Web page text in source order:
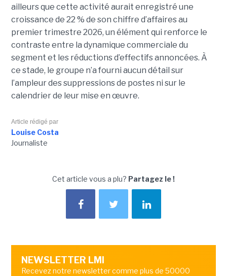
ailleurs que cette activité aurait enregistré une
croissance de 22 % de son chiffre d’affaires au
premier trimestre 2026, un élément qui renforce le
contraste entre la dynamique commerciale du
segment et les réductions d’effectifs annoncées. À
ce stade, le groupe n’a fourni aucun détail sur
l’ampleur des suppressions de postes ni sur le
calendrier de leur mise en œuvre.
Article rédigé par
Louise Costa
Journaliste
Cet article vous a plu? Partagez le !
NEWSLETTER LMI
Recevez notre newsletter comme plus de 50000